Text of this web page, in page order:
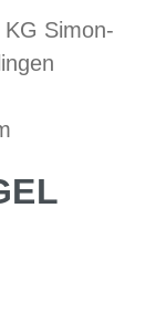
Simon-